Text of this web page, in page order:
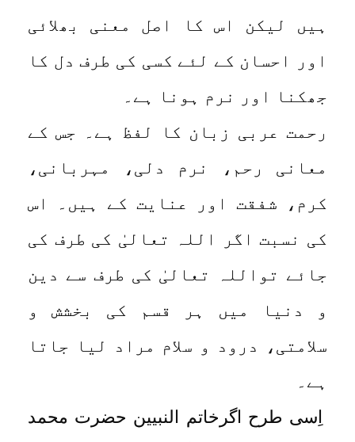
ہیں لیکن اس کا اصل معنی بھلائی
اور احسان کے لئے کسی کی طرف دل کا
جھکنا اور نرم ہونا ہے۔
رحمت عربی زبان کا لفظ ہے۔ جس کے
معانی رحم، نرم دلی، مہربانی،
کرم، شفقت اور عنایت کے ہیں۔ اس
کی نسبت اگر اللہ تعالیٰ کی طرف کی
جائے تواللہ تعالیٰ کی طرف سے دین
و دنیا میں ہر قسم کی بخشش و
سلامتی، درود و سلام مراد لیا جاتا
ہے۔
اِسی طرح اگرخاتم النبیین حضرت محمد